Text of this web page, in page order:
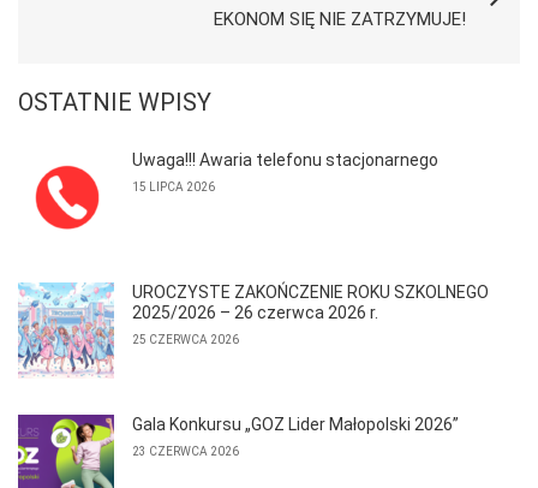
EKONOM SIĘ NIE ZATRZYMUJE!
OSTATNIE WPISY
Uwaga!!! Awaria telefonu stacjonarnego
15 LIPCA 2026
UROCZYSTE ZAKOŃCZENIE ROKU SZKOLNEGO
2025/2026 – 26 czerwca 2026 r.
25 CZERWCA 2026
Gala Konkursu „GOZ Lider Małopolski 2026”
23 CZERWCA 2026